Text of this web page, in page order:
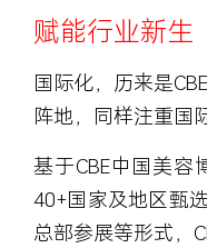
赋能行业新生
国际化，历来是
阵地，同样注重国
基于CBE中国美
40+国家及地区甄
总部参展等形式，